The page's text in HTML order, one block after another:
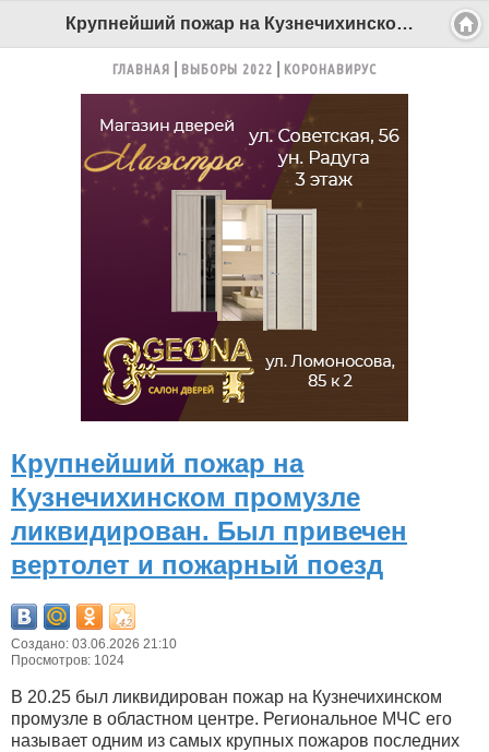
Крупнейший пожар на Кузнечихинском промузле ликвидирован. Был привечен вертолет и пожарный поезд - Беломорканал Северодвинск tv29.ru
ГЛАВНАЯ ВЫБОРЫ 2022 КОРОНАВИРУС
Крупнейший пожар на
Кузнечихинском промузле
ликвидирован. Был привечен
вертолет и пожарный поезд
Создано: 03.06.2026 21:10
Просмотров: 1024
В 20.25 был ликвидирован пожар на Кузнечихинском
промузле в областном центре. Региональное МЧС его
называет одним из самых крупных пожаров последних